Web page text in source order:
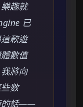
趣就
已
款遊
數值
將向
數
的話——